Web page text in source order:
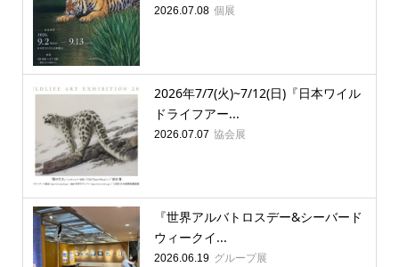
2026.07.08 個展
2026年7/7(火)~7/12(日)『日本ワイル
ドライフアー...
2026.07.07 協会展
『世界アルバトロスデー&シーバード
ウィークイ...
2026.06.19 グループ展